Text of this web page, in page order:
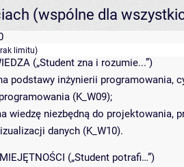
(wspólne dla
limitu)
(„Student zna i rozumie...”)
podstawy inżynierii programowania,
(K_W09);
wiedzę niezbędną do projektowania,
danych (K_W10).
(„Student potrafi…”)